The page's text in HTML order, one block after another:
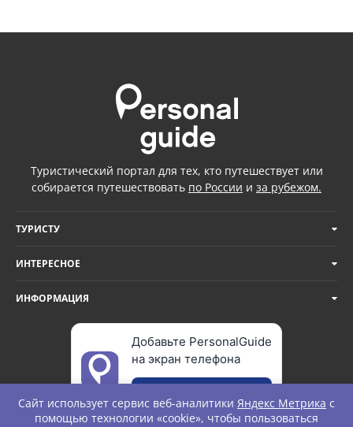
Туристический портал для тех, кто путешествует или
собирается путешествовать по России и за рубежом.
ТУРИСТУ
ИНТЕРЕСНОЕ
ИНФОРМАЦИЯ
Добавьте PersonalGuide
на экран телефона
Сайт использует сервис веб-аналитики Яндекс Метрика с
помощью технологии «cookie», чтобы пользоваться